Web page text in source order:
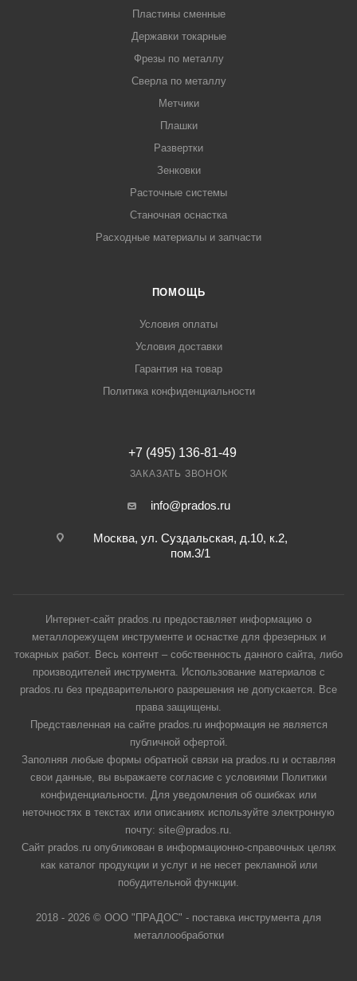
Пластины сменные
Державки токарные
Фрезы по металлу
Сверла по металлу
Метчики
Плашки
Развертки
Зенковки
Расточные системы
Станочная оснастка
Расходные материалы и запчасти
ПОМОЩЬ
Условия оплаты
Условия доставки
Гарантия на товар
Политика конфиденциальности
+7 (495) 136-81-49
ЗАКАЗАТЬ ЗВОНОК
info@prados.ru
Москва, ул. Суздальская, д.10, к.2,
пом.3/1
Интернет-сайт prados.ru предоставляет информацию о
металлорежущем инструменте и оснастке для фрезерных и
токарных работ. Весь контент – собственность данного сайта, либо
производителей инструмента. Использование материалов с
prados.ru без предварительного разрешения не допускается. Все
права защищены.
Представленная на сайте prados.ru информация не является
публичной офертой.
Заполняя любые формы обратной связи на prados.ru и оставляя
свои данные, вы выражаете согласие с условиями Политики
конфиденциальности. Для уведомления об ошибках или
неточностях в текстах или описаниях используйте электронную
почту: site@prados.ru.
Сайт prados.ru опубликован в информационно-справочных целях
как каталог продукции и услуг и не несет рекламной или
побудительной функции.
2018 - 2026 © ООО "ПРАДОС" - поставка инструмента для
металлообработки